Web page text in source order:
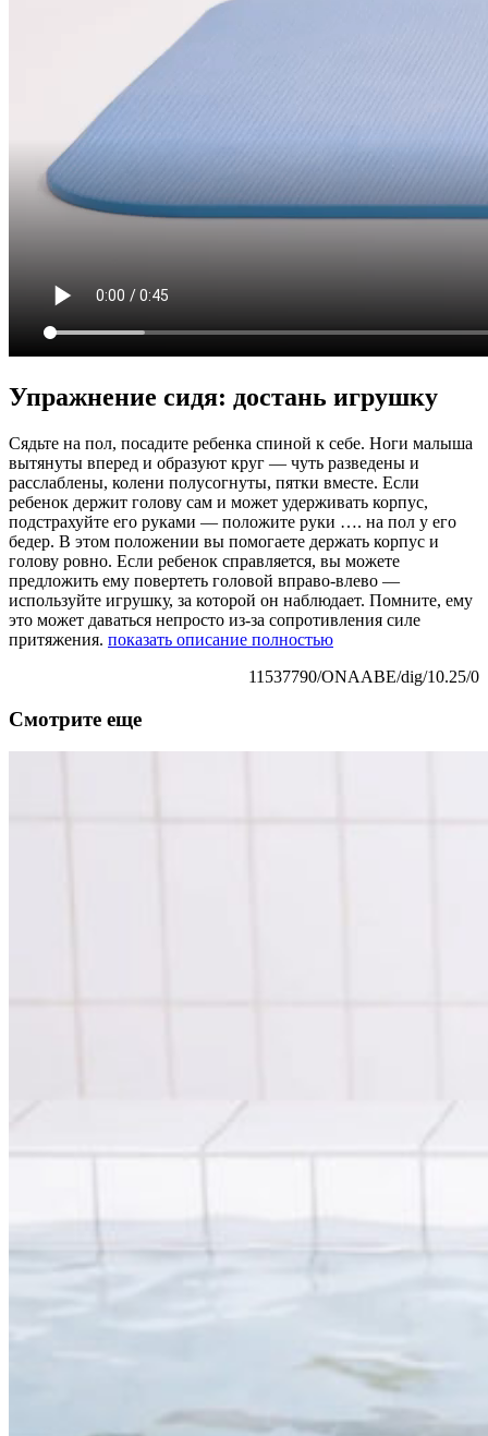
Упражнение сидя: достань игрушку
Сядьте на пол, посадите ребенка спиной к себе. Ноги малыша
вытянуты вперед и образуют круг — чуть разведены и
расслаблены, колени полусогнуты, пятки вместе. Если
ребенок держит голову сам и может удерживать корпус,
подстрахуйте его руками — положите руки …. на пол у его
бедер. В этом положении вы помогаете держать корпус и
голову ровно. Если ребенок справляется, вы можете
предложить ему повертеть головой вправо-влево —
используйте игрушку, за которой он наблюдает. Помните, ему
это может даваться непросто из-за сопротивления силе
притяжения. показать описание полностью
11537790/ONAABE/dig/10.25/0
Смотрите еще